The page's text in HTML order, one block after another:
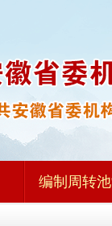
编制周转